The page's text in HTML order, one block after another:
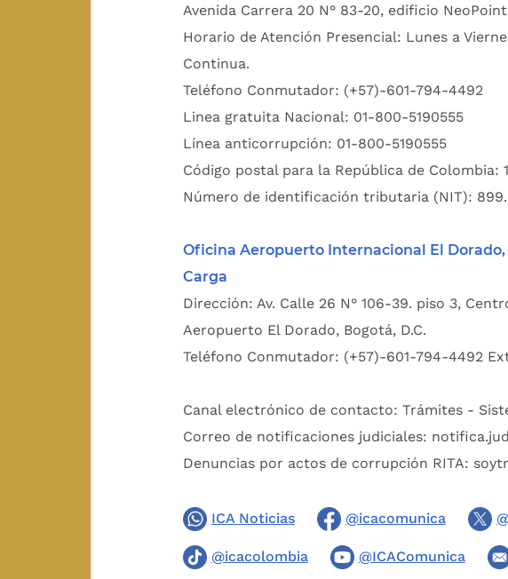
Avenida Carrera 20 N° 83-20, edificio
Horario de Atención Presencial: Lunes a
Continua.
Teléfono Conmutador: (+57)-601-794-4492
Linea gratuita Nacional: 01-800-5190555
Línea anticorrupción: 01-800-5190555
Código postal para la República de Colombia:
Número de identificación tributaria (NIT):
Oficina Aeropuerto Internacional El
Carga
Dirección: Av. Calle 26 N° 106-39. piso 3,
Aeropuerto El Dorado, Bogotá, D.C.
Teléfono Conmutador: (+57)-601-794-4492
Canal electrónico de contacto: Trámites -
Correo de notificaciones judiciales:
Denuncias por actos de corrupción RITA:
ICA Noticias @icacomunica
@icacolombia @ICAComunica